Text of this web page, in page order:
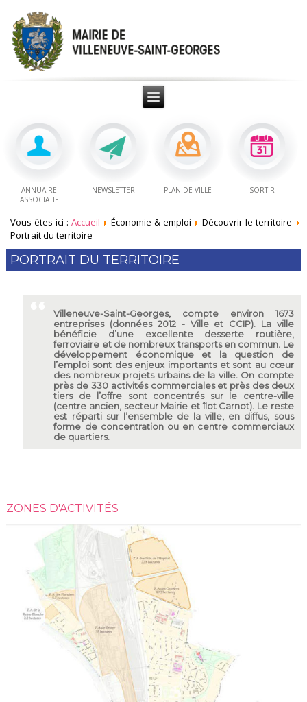
ANNUAIRE
ASSOCIATIF
NEWSLETTER PLAN DE VILLE SORTIR
Vous êtes ici : Accueil Économie & emploi
Découvrir le territoire
Portrait du territoire
PORTRAIT DU TERRITOIRE
Villeneuve-Saint-Georges, compte environ 1673
entreprises (données 2012 - Ville et CCIP). La ville
bénéficie d’une excellente desserte routière,
ferroviaire et de nombreux transports en commun. Le
développement économique et la question de
l’emploi sont des enjeux importants et sont au cœur
des nombreux projets urbains de la ville. On compte
près de 330 activités commerciales et près des deux
tiers de l’offre sont concentrés sur le centre-ville
(centre ancien, secteur Mairie et îlot Carnot). Le reste
est réparti sur l’ensemble de la ville, en diffus, sous
forme de concentration ou en centre commerciaux
de quartiers.
ZONES D'ACTIVITÉS